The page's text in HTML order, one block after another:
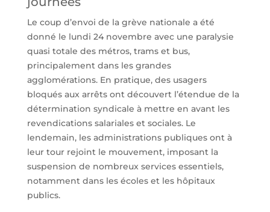
Le coup d’envoi de la grève nationale a été
donné le lundi 24 novembre avec une paralysie
quasi totale des métros, trams et bus,
principalement dans les grandes
agglomérations. En pratique, des usagers
bloqués aux arrêts ont découvert l’étendue de la
détermination syndicale à mettre en avant les
revendications salariales et sociales. Le
lendemain, les administrations publiques ont à
leur tour rejoint le mouvement, imposant la
suspension de nombreux services essentiels,
notamment dans les écoles et les hôpitaux
publics.